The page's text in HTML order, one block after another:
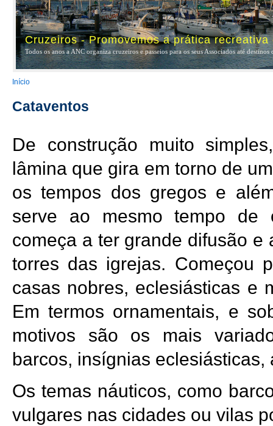
Cruzeiros - Promovemos a prática
Todos os anos a ANC organiza cruzeiros e passeios para os seus Associados até
You are here
Início
Cataventos
De construção muito
lâmina que gira em torno de
os tempos dos gregos e
serve ao mesmo tempo de
começa a ter grande difusão
torres das igrejas. Começou
casas nobres, eclesiásticas e
Em termos ornamentais, e
motivos são os mais
barcos, insígnias eclesiásticas,
Os temas náuticos, como
vulgares nas cidades ou vilas